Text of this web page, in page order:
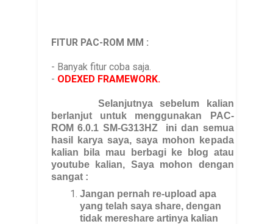
FITUR PAC-ROM MM :
- Banyak fitur coba saja.
- ODEXED FRAMEWORK.
Selanjutnya sebelum kalian
berlanjut untuk menggunakan PAC-
ROM 6.0.1 SM-G313HZini dan semua
hasil karya saya, saya mohon kepada
kalian bila mau berbagi ke blog atau
youtube kalian, Saya mohon dengan
sangat :
Jangan pernah re-upload apa
yang telah saya share, dengan
tidak mereshare artinya kalian